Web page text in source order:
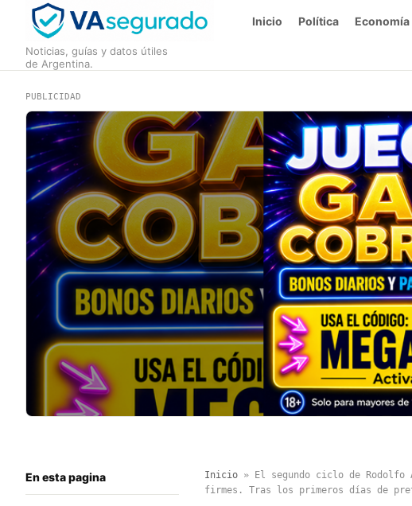
Noticias, guías y datos útiles
de Argentina.
Inicio Política Economía
PUBLICIDAD
En esta pagina Inicio»
El segundo ciclo de Rodolfo
firmes. Tras los primeros días de